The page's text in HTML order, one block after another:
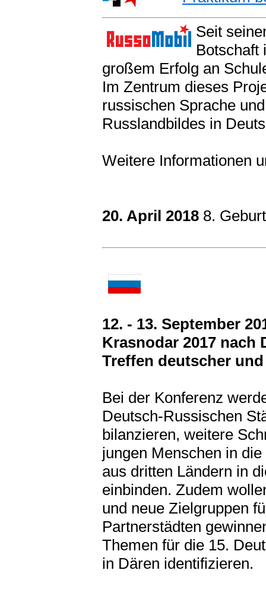
Seit
Botschaft
großem Erfolg an
Im Zentrum dieses
russischen Sprache
Russlandbildes in
Weitere Informationen
20. April 2018 8.
12. - 13. September
Krasnodar 2017 nach
Treffen deutscher
Bei der Konferenz
Deutsch-Russischen
bilanzieren, weitere
jungen Menschen in
aus dritten Ländern in
einbinden. Zudem
und neue Zielgruppen
Partnerstädten
Themen für die 15.
in Dären identifizieren.